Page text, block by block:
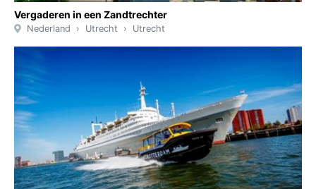
Vergaderen in een Zandtrechter
Nederland Utrecht Utrecht